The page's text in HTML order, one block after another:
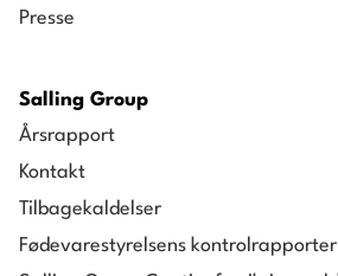
Presse
Salling Group
Årsrapport
Kontakt
Tilbagekaldelser
Fødevarestyrelsens kontrolrapporter